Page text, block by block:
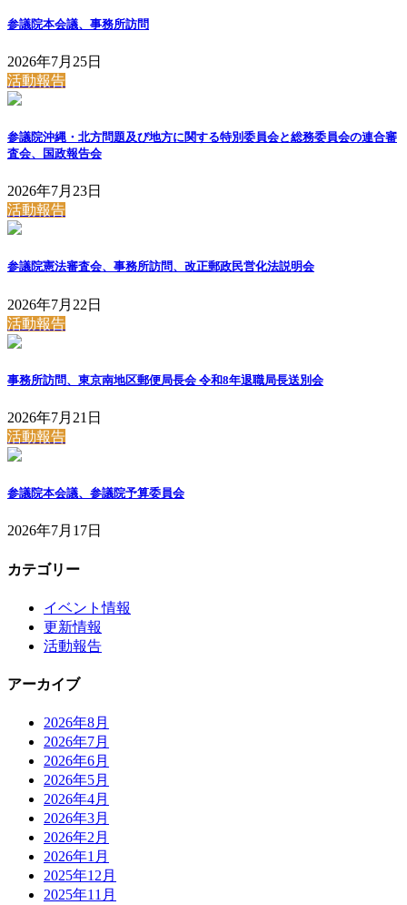
参議院本会議、事務所訪問
2026年7月25日
活動報告
参議院沖縄・北方問題及び地方に関する特別委員会と総務委員会の連合審
査会、国政報告会
2026年7月23日
活動報告
参議院憲法審査会、事務所訪問、改正郵政民営化法説明会
2026年7月22日
活動報告
事務所訪問、東京南地区郵便局長会 令和8年退職局長送別会
2026年7月21日
活動報告
参議院本会議、参議院予算委員会
2026年7月17日
カテゴリー
イベント情報
更新情報
活動報告
アーカイブ
2026年8月
2026年7月
2026年6月
2026年5月
2026年4月
2026年3月
2026年2月
2026年1月
2025年12月
2025年11月